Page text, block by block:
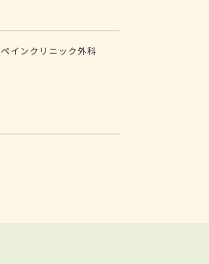
ペインクリニック外科